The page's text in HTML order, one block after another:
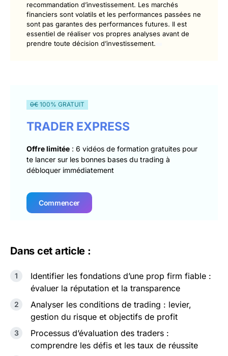
recommandation d’investissement. Les marchés
financiers sont volatils et les performances passées ne
sont pas garantes des performances futures. Il est
essentiel de réaliser vos propres analyses avant de
prendre toute décision d’investissement.
0€100% GRATUIT
TRADER EXPRESS
Offre limitée : 6 vidéos de formation gratuites pour
te lancer sur les bonnes bases du trading à
débloquer immédiatement
Commencer
Dans cet article :
Identifier les fondations d’une prop firm fiable :
évaluer la réputation et la transparence
Analyser les conditions de trading : levier,
gestion du risque et objectifs de profit
Processus d’évaluation des traders :
comprendre les défis et les taux de réussite